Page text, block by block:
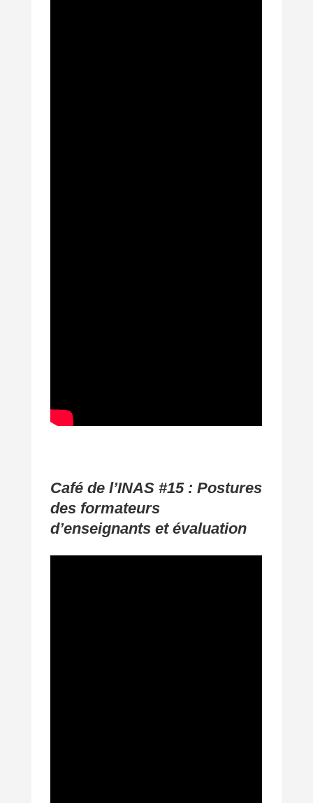
Café de l’INAS #15 : Postures
des formateurs
d’enseignants et évaluation